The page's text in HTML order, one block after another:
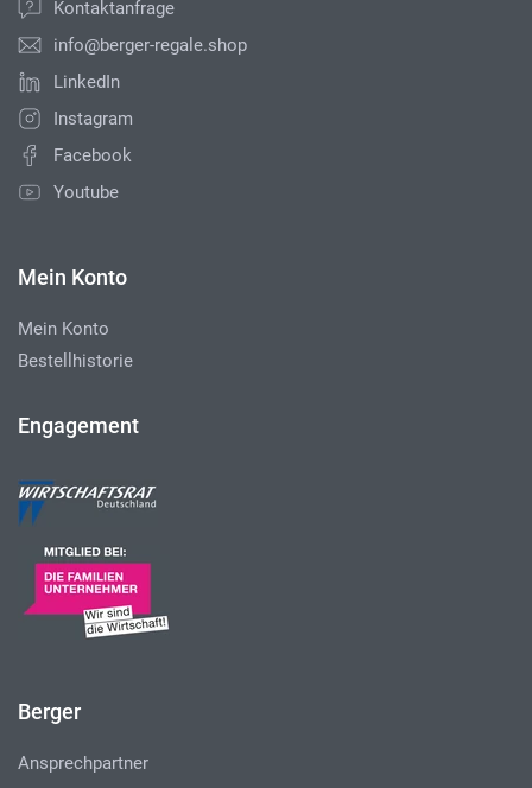
Kontaktanfrage
info@berger-regale.shop
LinkedIn
Instagram
Facebook
Youtube
Mein Konto
Mein Konto
Bestellhistorie
Engagement
Berger
Ansprechpartner